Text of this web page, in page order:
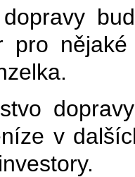
dopravy
pro nějaké
v